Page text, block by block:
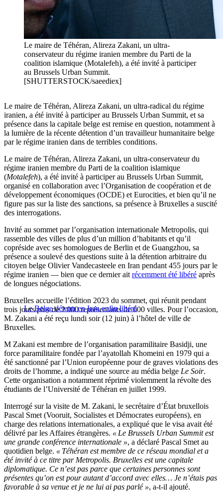
Le maire de Téhéran, Alireza Zakani, un ultra-
conservateur du régime iranien membre du Parti de la
coalition islamique (Motalefeh), a été invité à participer
au Brussels Urban Summit.
[SHUTTERSTOCK/saeediex]
Le maire de Téhéran, Alireza Zakani, un ultra-radical du régime
iranien, a été invité à participer au Brussels Urban Summit, et sa
présence dans la capitale belge est remise en question, notamment à
la lumière de la récente détention d’un travailleur humanitaire belge
par le régime iranien dans de terribles conditions.
Le maire de Téhéran, Alireza Zakani, un ultra-conservateur du
régime iranien membre du Parti de la coalition islamique
(Motalefeh), a été invité à participer au Brussels Urban Summit,
organisé en collaboration avec l’Organisation de coopération et de
développement économiques (OCDE) et Eurocities, et bien qu’il ne
figure pas sur la liste des sanctions, sa présence à Bruxelles a suscité
des interrogations.
Invité au sommet par l’organisation internationale Metropolis, qui
rassemble des villes de plus d’un million d’habitants et qu’il
copréside avec ses homologues de Berlin et de Guangzhou, sa
présence a soulevé des questions suite à la détention arbitraire du
citoyen belge Olivier Vandecasteele en Iran pendant 455 jours par le
régime iranien — bien que ce dernier ait récemment été libéré après
de longues négociations.
Le Belge détenu en Iran enfin libéré
Bruxelles accueille l’édition 2023 du sommet, qui réunit pendant
trois jours plus de 2 000 représentants de 600 villes. Pour l’occasion,
M. Zakani a été reçu lundi soir (12 juin) à l’hôtel de ville de
Bruxelles.
M Zakani est membre de l’organisation paramilitaire Basidji, une
force paramilitaire fondée par l’ayatollah Khomeini en 1979 qui a
été sanctionné par l’Union européenne pour de graves violations des
droits de l’homme, a indiqué une source au média belge Le Soir.
Cette organisation a notamment réprimé violemment la révolte des
étudiants de l’Université de Téhéran en juillet 1999.
Interrogé sur la visite de M. Zakani, le secrétaire d’État bruxellois
Pascal Smet (Vooruit, Socialistes et Démocrates européens), en
charge des relations internationales, a expliqué que le visa avait été
délivré par les Affaires étrangères. « Le Brussels Urban Summit est
une grande conférence internationale », a déclaré Pascal Smet au
quotidien belge. « Téhéran est membre de ce réseau mondial et a
été invité à ce titre par Metropolis. Bruxelles est une capitale
diplomatique. Ce n’est pas parce que certaines personnes sont
présentes qu’on est pour autant d’accord avec elles… Je n’étais pas
favorable à sa venue et je ne lui ai pas parlé », a-t-il ajouté.